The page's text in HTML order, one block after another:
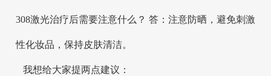
308激光治疗后需要注意什么？ 答：注意防晒，避免刺激
性化妆品，保持皮肤清洁。
我想给大家提两点建议：